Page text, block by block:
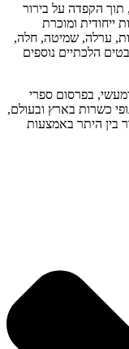
תוך הקפדה על בירור
ייחודית ומוכרת
ערלה, שמיטה, חלה,
הלכתיים נוספים
בפרסום ספרי
כשרות בארץ ובעולם,
בין היתר באמצעות